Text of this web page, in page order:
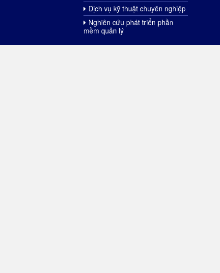
Dịch vụ kỹ thuật chuyên nghiệp
Nghiên cứu phát triển phần
mềm quản lý